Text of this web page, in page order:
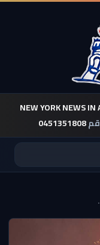
NEW YORK NEWS IN
0451351808